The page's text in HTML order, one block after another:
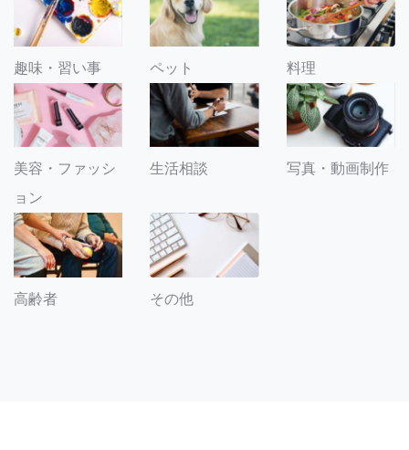
趣味・習い事 ペット 料理
美容・ファッシ
ョン
生活相談 写真・動画制作
高齢者 その他